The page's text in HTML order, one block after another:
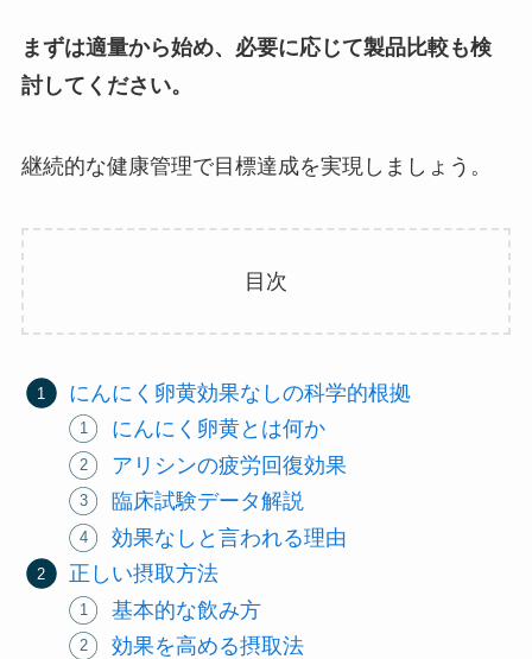
まずは適量から始め、必要に応じて製品比較も検
討してください。
継続的な健康管理で目標達成を実現しましょう。
目次
にんにく卵黄効果なしの科学的根拠
にんにく卵黄とは何か
アリシンの疲労回復効果
臨床試験データ解説
効果なしと言われる理由
正しい摂取方法
基本的な飲み方
効果を高める摂取法